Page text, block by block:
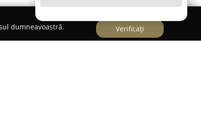
dumneavoastră.
Verificați